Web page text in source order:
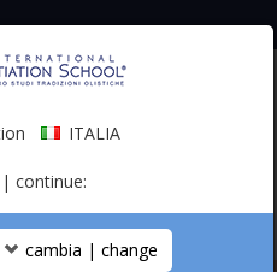
iscriviti alla mailing list
ITALIA
continue:
cambia | change